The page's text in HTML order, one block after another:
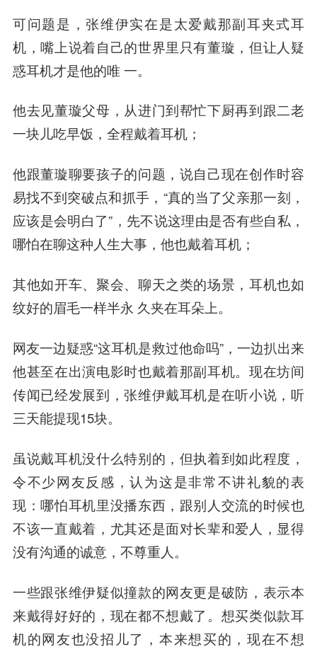
可问题是，张维伊实在是太爱戴那副耳夹式耳
机，嘴上说着自己的世界里只有董璇，但让人疑
惑耳机才是他的唯 一。
他去见董璇父母，从进门到帮忙下厨再到跟二老
一块儿吃早饭，全程戴着耳机；
他跟董璇聊要孩子的问题，说自己现在创作时容
易找不到突破点和抓手，“真的当了父亲那一刻，
应该是会明白了”，先不说这理由是否有些自私，
哪怕在聊这种人生大事，他也戴着耳机；
其他如开车、聚会、聊天之类的场景，耳机也如
纹好的眉毛一样半永 久夹在耳朵上。
网友一边疑惑“这耳机是救过他命吗”，一边扒出来
他甚至在出演电影时也戴着那副耳机。现在坊间
传闻已经发展到，张维伊戴耳机是在听小说，听
三天能提现15块。
虽说戴耳机没什么特别的，但执着到如此程度，
令不少网友反感，认为这是非常不讲礼貌的表
现 ：哪怕耳机里没播东西，跟别人交流的时候也
不该一直戴着，尤其还是面对长辈和爱人，显得
没有沟通的诚意，不尊重人。
一些跟张维伊疑似撞款的网友更是破防，表示本
来戴得好好的，现在都不想戴了。想买类似款耳
机的网友也没招儿了，本来想买的，现在不想